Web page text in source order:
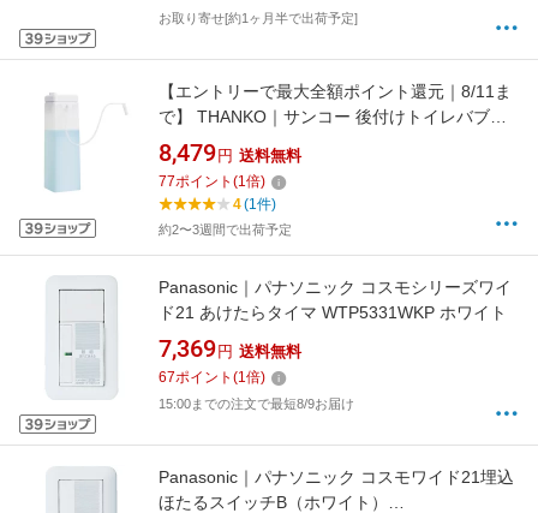
お取り寄せ[約1ヶ月半で出荷予定]
【エントリーで最大全額ポイント還元｜8/11ま
で】 THANKO｜サンコー 後付けトイレバブル
クッション「あわらくBIG」 サンコー ホワイト
TBAB25SWH
8,479 円 送料無料
77ポイント (1倍)
4(1件)
約2〜3週間で出荷予定
Panasonic｜パナソニック コスモシリーズワイ
ド21 あけたらタイマ WTP5331WKP ホワイト
7,369 円 送料無料
67ポイント (1倍)
15:00までの注文で最短8/9お届け
Panasonic｜パナソニック コスモワイド21埋込
ほたるスイッチB（ホワイト）